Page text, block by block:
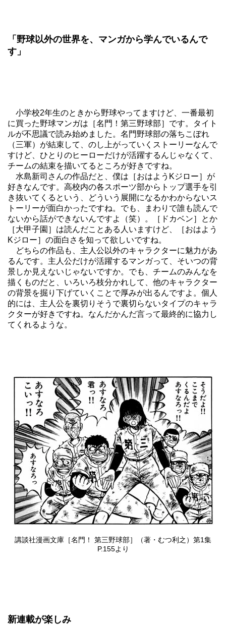
「野球以外の世界を、マンガから学んでいるんで
す」
小学校2年生のときから野球やってますけど、一番最初
に買った野球マンガは［名門！第三野球部］です。タイト
ルが不思議で読み始めました。名門野球部の落ちこぼれ
（三軍）が結束して、のし上がっていくストーリーなんで
すけど、ひとりのヒーローだけが活躍するんじゃなくて、
チームの結束を描いてるところが好きですね。
水島新司 さんの作品だと、僕は［おはようKジロー］が
好きなんです。高校内の各スポーツ部からトップ選手を引
き抜いてくるという、どういう展開になるかわからないス
トーリーが面白かったですね。でも、まわりで誰も読んで
ないから話ができないんですよ（笑）。［ドカベン］とか
［大甲子園］は読んだことある人いますけど、［おはよう
Kジロー］の面白さを知って欲しいですね。
どちらの作品も、主人公以外のキャラクターに魅力があ
るんです。主人公だけが活躍するマンガって、そいつの背
景しか見えないじゃないですか。でも、チームのみんなを
描くものだと、いろいろ枝分かれして、他のキャラクター
の背景を掘り下げていくことで厚みが出るんですよ。個人
的には、主人公を裏切りそうで裏切らないタイプのキャラ
クターが好きですね。なんだかんだ言って最終的に協力し
てくれるような。
講談社漫画文庫［名門！ 第三野球部］（著・むつ利之）第1集
P.155より
新連載が楽しみ